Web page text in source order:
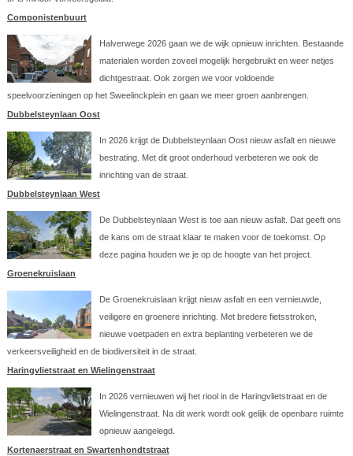
Componistenbuurt
Halverwege 2026 gaan we de wijk opnieuw inrichten. Bestaande
materialen worden zoveel mogelijk hergebruikt en weer netjes
dichtgestraat. Ook zorgen we voor voldoende
speelvoorzieningen op het Sweelinckplein en gaan we meer groen aanbrengen.
Dubbelsteynlaan Oost
In 2026 krijgt de Dubbelsteynlaan Oost nieuw asfalt en nieuwe
bestrating. Met dit groot onderhoud verbeteren we ook de
inrichting van de straat.
Dubbelsteynlaan West
De Dubbelsteynlaan West is toe aan nieuw asfalt. Dat geeft ons
de kans om de straat klaar te maken voor de toekomst. Op
deze pagina houden we je op de hoogte van het project.
Groenekruislaan
De Groenekruislaan krijgt nieuw asfalt en een vernieuwde,
veiligere en groenere inrichting. Met bredere fietsstroken,
nieuwe voetpaden en extra beplanting verbeteren we de
verkeersveiligheid en de biodiversiteit in de straat.
Haringvlietstraat en Wielingenstraat
In 2026 vernieuwen wij het riool in de Haringvlietstraat en de
Wielingenstraat. Na dit werk wordt ook gelijk de openbare ruimte
opnieuw aangelegd.
Kortenaerstraat en Swartenhondtstraat